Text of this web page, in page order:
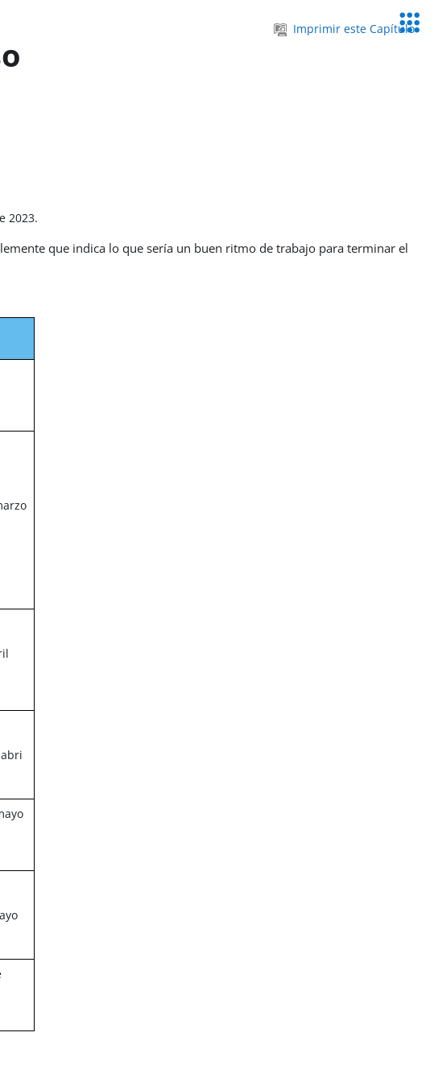
Imprimir este Capítulo
2023.
que indica lo que sería un buen ritmo de trabajo para terminar el